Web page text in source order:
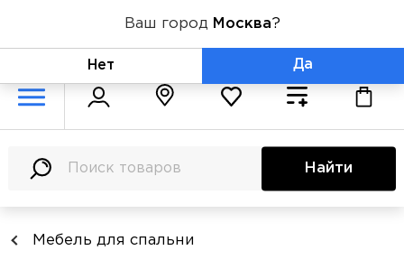
+7 (800) 775-71-06
Найти
Мебель для спальни
Ваш город Москва?
Нет Да